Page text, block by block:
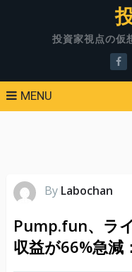
投資家視点の仮
MENU
By Labochan
Pump.fun、ラ
収益が66%急減